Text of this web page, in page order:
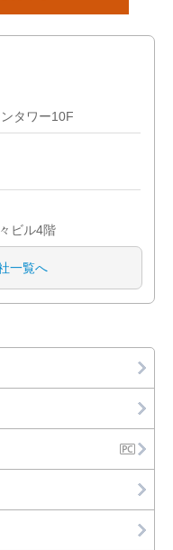
タワー10F
ビル4階
一覧へ